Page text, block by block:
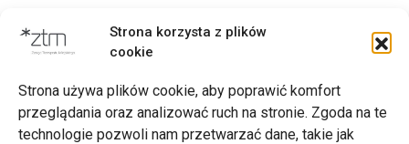
Strona korzysta z plików
cookie
Strona używa plików cookie, aby poprawić komfort
przeglądania oraz analizować ruch na stronie. Zgoda na te
technologie pozwoli nam przetwarzać dane, takie jak